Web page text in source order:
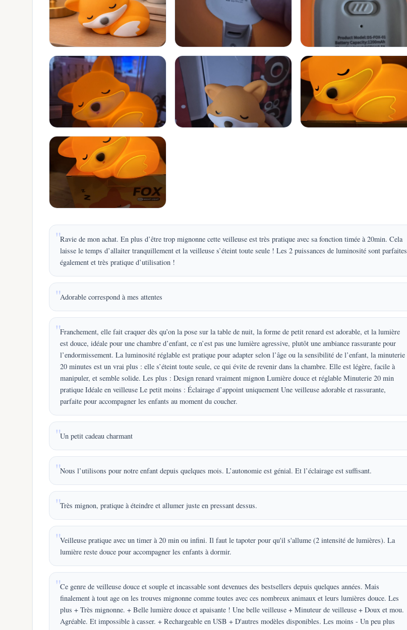
Ravie de mon achat. En plus d’être trop mignonne cette veilleuse est très pratique avec sa fonction timée à 20min. Cela
laisse le temps d’allaiter tranquillement et la veilleuse s’éteint toute seule ! Les 2 puissances de luminosité sont parfaites
également et très pratique d’utilisation !
Adorable correspond à mes attentes
Franchement, elle fait craquer dès qu’on la pose sur la table de nuit, la forme de petit renard est adorable, et la lumière
est douce, idéale pour une chambre d’enfant, ce n’est pas une lumière agressive, plutôt une ambiance rassurante pour
l’endormissement. La luminosité réglable est pratique pour adapter selon l’âge ou la sensibilité de l’enfant, la minuterie
20 minutes est un vrai plus : elle s’éteint toute seule, ce qui évite de revenir dans la chambre. Elle est légère, facile à
manipuler, et semble solide. Les plus : Design renard vraiment mignon Lumière douce et réglable Minuterie 20 min
pratique Idéale en veilleuse Le petit moins : Éclairage d’appoint uniquement Une veilleuse adorable et rassurante,
parfaite pour accompagner les enfants au moment du coucher.
Un petit cadeau charmant
Nous l’utilisons pour notre enfant depuis quelques mois. L’autonomie est génial. Et l’éclairage est suffisant.
Très mignon, pratique à éteindre et allumer juste en pressant dessus.
Veilleuse pratique avec un timer à 20 min ou infini. Il faut le tapoter pour qu'il s'allume (2 intensité de lumières). La
lumière reste douce pour accompagner les enfants à dormir.
Ce genre de veilleuse douce et souple et incassable sont devenues des bestsellers depuis quelques années. Mais
finalement à tout age on les trouves mignonne comme toutes avec ces nombreux animaux et leurs lumières douce. Les
plus + Très mignonne. + Belle lumière douce et apaisante ! Une belle veilleuse + Minuteur de veilleuse + Doux et mou.
Agréable. Et impossible à casser. + Rechargeable en USB + D'autres modèles disponibles. Les moins - Un peu plus